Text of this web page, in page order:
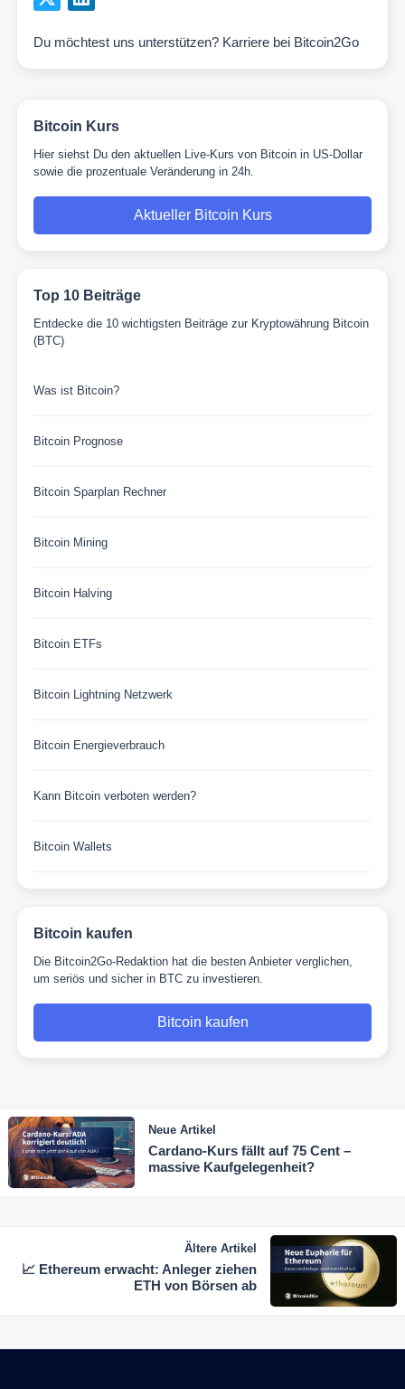
Du möchtest uns unterstützen? Karriere bei Bitcoin2Go
Bitcoin Kurs
Hier siehst Du den aktuellen Live-Kurs von Bitcoin in US-Dollar
sowie die prozentuale Veränderung in 24h.
Aktueller Bitcoin Kurs
Top 10 Beiträge
Entdecke die 10 wichtigsten Beiträge zur Kryptowährung Bitcoin
(BTC)
Was ist Bitcoin?
Bitcoin Prognose
Bitcoin Sparplan Rechner
Bitcoin Mining
Bitcoin Halving
Bitcoin ETFs
Bitcoin Lightning Netzwerk
Bitcoin Energieverbrauch
Kann Bitcoin verboten werden?
Bitcoin Wallets
Bitcoin kaufen
Die Bitcoin2Go-Redaktion hat die besten Anbieter verglichen,
um seriös und sicher in BTC zu investieren.
Bitcoin kaufen
Neue Artikel
Cardano-Kurs fällt auf 75 Cent –
massive Kaufgelegenheit?
Ältere Artikel
📈 Ethereum erwacht: Anleger ziehen
ETH von Börsen ab